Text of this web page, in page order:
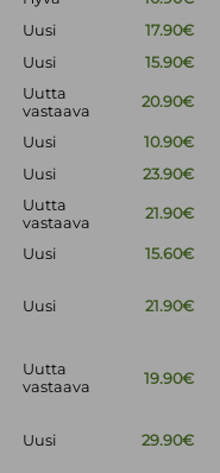
Uusi
17.90€
Uusi 15.90€
Uutta
vastaava
20.90€
Uusi
10.90€
Uusi 23.90€
Uutta
vastaava
21.90€
Uusi
15.60€
Uusi 21.90€
Uutta
vastaava
19.90€
Uusi 29.90€